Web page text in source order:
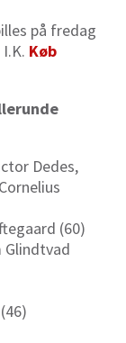
på fredag
Køb
Dedes,
(60)
Glindtvad